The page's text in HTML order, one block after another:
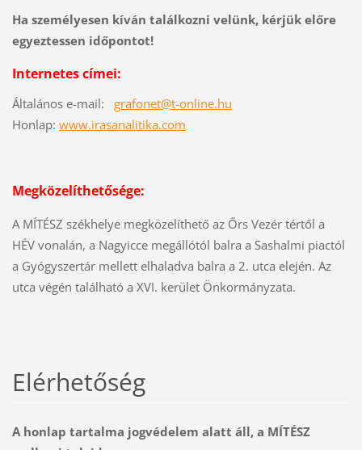
Ha személyesen kíván találkozni velünk, kérjük előre
egyeztessen időpontot!
Internetes címei:
Általános e-mail: grafonet@t-online.hu
Honlap: www.irasanalitika.com
Megközelíthetősége:
A MÍTÉSZ székhelye megközelíthető az Őrs Vezér tértől a
HÉV vonalán, a Nagyicce megállótól balra a Sashalmi piactól
a Gyógyszertár mellett elhaladva balra a 2. utca elején. Az
utca végén található a XVI. kerület Önkormányzata.
Elérhetőség
A honlap tartalma jogvédelem alatt áll, a MÍTÉSZ